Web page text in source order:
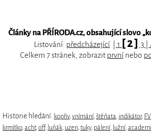
Články na PŘÍRODA.cz, obsahující slovo „
Listování: předcházející 1 [ 2 ] 3
Celkem 7 stránek, zobrazitprvnínebo
Historie hledání: kopřiv,vnímání,štěňata, indikátor,
krmítko,acht,off, luňák, uzen,tuky, pálení, lužní,academi